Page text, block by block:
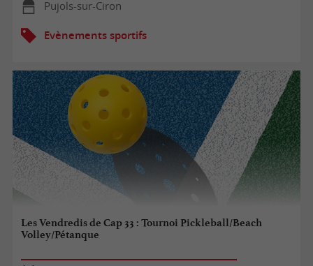
Pujols-sur-Ciron
Evènements sportifs
Les Vendredis de Cap 33 : Tournoi Pickleball/Beach
Volley/Pétanque